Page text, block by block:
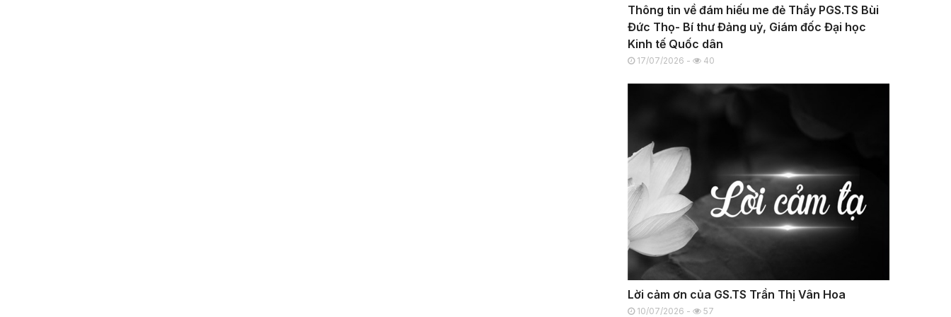
Thông tin về đám hiếu me đẻ Thầy PGS.TS Bùi
Đức Thọ- Bí thư Đảng uỷ, Giám đốc Đại học
Kinh tế Quốc dân
17/07/2026 - 40
Lời cảm ơn của GS.TS Trần Thị Vân Hoa
10/07/2026 - 57